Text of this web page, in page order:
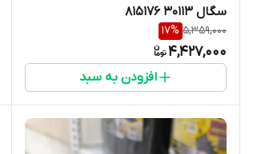
سگال 30113 815176
5,359,000
17%
4,427,000
افزودن به سبد